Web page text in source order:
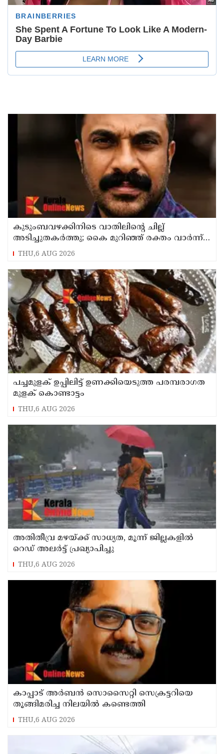
കുടുംബവഴക്കിനിടെ വാതിലിന്റെ ചില്ല്
അടിച്ചുതകര്‍ത്തു; കൈ മുറിഞ്ഞ് രക്തം വാര്‍ന്ന്
49-കാരന് ദാരുണാന്ത്യം
THU,6 AUG 2026
പച്ചമുളക് ഉപ്പിലിട്ട് ഉണക്കിയെടുത്ത പരമ്പരാഗത
മുളക് കൊണ്ടാട്ടം
THU,6 AUG 2026
അതിതീവ്ര മഴയ്ക്ക് സാധ്യത, മൂന്ന് ജില്ലകളിൽ
റെഡ് അലർട്ട് പ്രഖ്യാപിച്ചു
THU,6 AUG 2026
കാപ്പാട് അര്‍ബന്‍ സൊസൈറ്റി സെക്രട്ടറിയെ
തൂങ്ങിമരിച്ച നിലയില്‍ കണ്ടെത്തി
THU,6 AUG 2026